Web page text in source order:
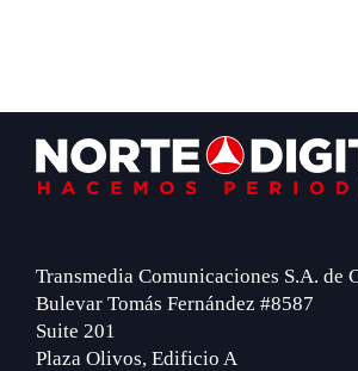
Footer
Transmedia Comunicaciones S.A. de
Bulevar Tomás Fernández #8587
Suite 201
Plaza Olivos, Edificio A